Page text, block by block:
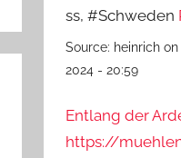
ss, #Schweden
Source: heinrich
2024 - 20:59
Entlang der
https://